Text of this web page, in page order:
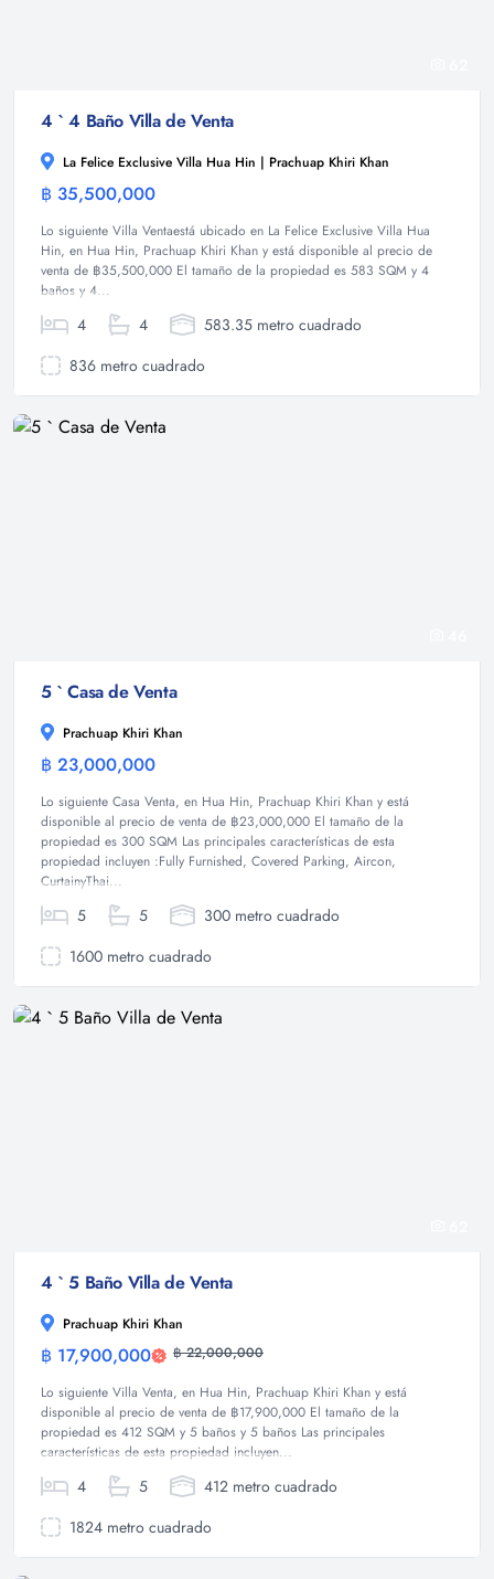
4 ` 4 Baño Villa de Venta
La Felice Exclusive Villa Hua Hin | Prachuap Khiri Khan
฿ 35,500,000
Lo siguiente Villa Ventaestá ubicado en La Felice Exclusive Villa Hua
Hin, en Hua Hin, Prachuap Khiri Khan y está disponible al precio de
venta de ฿35,500,000 El tamaño de la propiedad es 583 SQM y 4
baños y 4...
4 4
583.35 metro cuadrado
836 metro cuadrado
5 ` Casa de Venta
Prachuap Khiri Khan
฿ 23,000,000
Lo siguiente Casa Venta, en Hua Hin, Prachuap Khiri Khan y está
disponible al precio de venta de ฿23,000,000 El tamaño de la
propiedad es 300 SQM Las principales características de esta
propiedad incluyen :Fully Furnished, Covered Parking, Aircon,
CurtainyThai...
5 5
300 metro cuadrado
1600 metro cuadrado
4 ` 5 Baño Villa de Venta
Prachuap Khiri Khan
฿ 17,900,000 ฿ 22,000,000
Lo siguiente Villa Venta, en Hua Hin, Prachuap Khiri Khan y está
disponible al precio de venta de ฿17,900,000 El tamaño de la
propiedad es 412 SQM y 5 baños y 5 baños Las principales
características de esta propiedad incluyen...
4 5
412 metro cuadrado
1824 metro cuadrado